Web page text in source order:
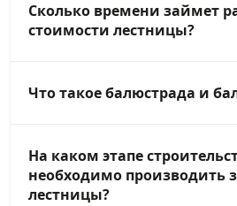
Сколько времени займет
стоимости лестницы?
Что такое балюстрада и
На каком этапе
необходимо производить
лестницы?